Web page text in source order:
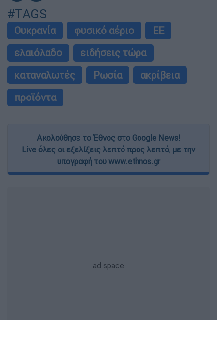
#TAGS
Ουκρανία φυσικό αέριο
ΕΕ
ελαιόλαδο
ειδήσεις τώρα
καταναλωτές
Ρωσία
ακρίβεια
προϊόντα
Ακολούθησε το Έθνος στο Google News!
Live όλες οι εξελίξεις λεπτό προς λεπτό, με την
υπογραφή του www.ethnos.gr